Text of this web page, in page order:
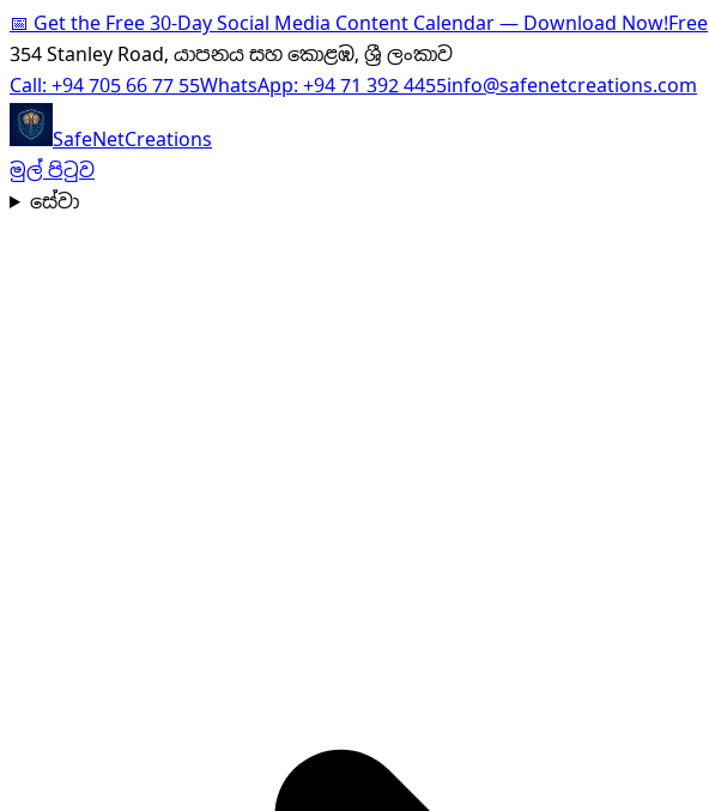
📅Get the Free 30-Day Social Media Content Calendar — Download Now!Free
354 Stanley Road, යාපනය සහ කොළඹ, ශ්‍රී ලංකාව
Call:+94 705 66 77 55WhatsApp:+94 71 392 4455info@safenetcreations.com
SafeNetCreations
මුල් පිටුව
සේවා